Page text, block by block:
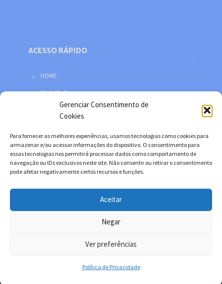
Gerenciar Consentimento de
Cookies
Para fornecer as melhores experiências, usamos tecnologias como cookies para
armazenar e/ou acessar informações do dispositivo. O consentimento para
essas tecnologias nos permitirá processar dados como comportamento de
navegação ou IDs exclusivos neste site. Não consentir ou retirar o consentimento
pode afetar negativamente certos recursos e funções.
Aceitar
Negar
Ver preferências
Política de Privacidade
ACESSO RÁPIDO
HOME
Web Mail
Política de privacidade
Facebook
Twitter
YouTube
Instagram